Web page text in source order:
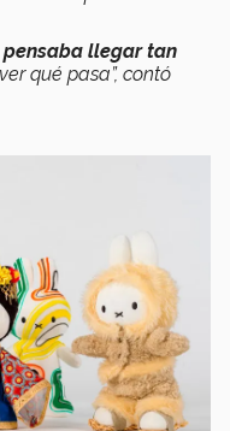
pensaba llegar tan
qué pasa”, contó